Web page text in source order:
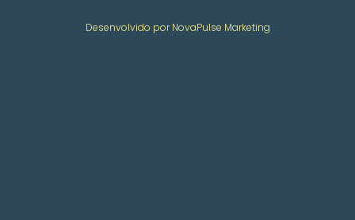
Desenvolvido por NovaPulse Marketing